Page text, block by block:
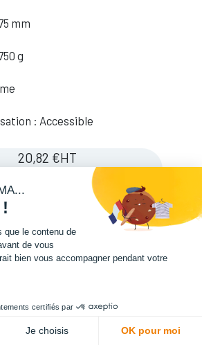
mm
g
: Accessible
20,82 €HT
TVA comprise)
que le contenu de
de vous
bien vous accompagner pendant votre
certifiés par
Je choisis OK pour moi